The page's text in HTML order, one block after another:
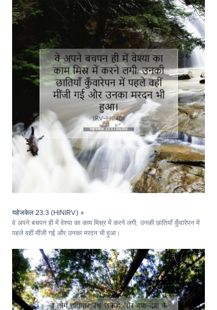
यहेजकेल 23:3 (HINIRV) »
वे अपने बचपन ही में वेश्या का काम मिस्र में करने लगी; उनकी छातियाँ कुँवारेपन में
पहले वहीं मींजी गई और उनका मरदन भी हुआ।